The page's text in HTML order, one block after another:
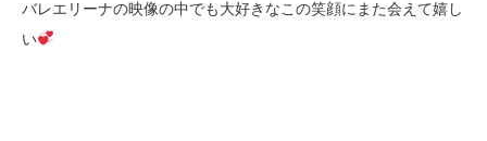
バレエリーナの映像の中でも大好きなこの笑顔にまた会えて嬉し
い